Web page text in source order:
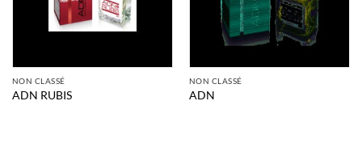
NON CLASSÉ
ADN RUBIS
NON CLASSÉ
ADN